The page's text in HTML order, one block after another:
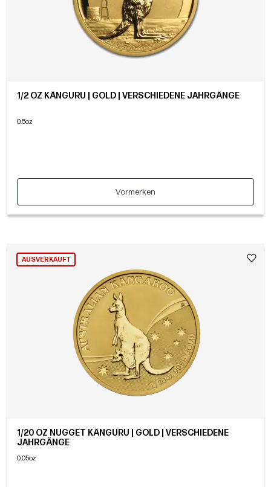
1/2 OZ KÄNGURU | GOLD | VERSCHIEDENE JAHRGÄNGE
0.5oz
Vormerken
AUSVERKAUFT
1/20 OZ NUGGET KÄNGURU | GOLD | VERSCHIEDENE
JAHRGÄNGE
0.05oz